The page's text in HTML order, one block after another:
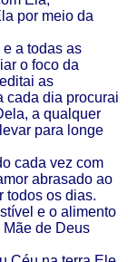
por meio da
a todas as
o foco da
as
cada dia procurai
a qualquer
para longe
cada vez com
abrasado ao
todos os dias.
e o alimento
de Deus